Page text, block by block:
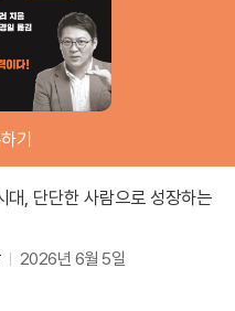
기
대, 단단한 사람으로 성장하는
2026년 6월 5일